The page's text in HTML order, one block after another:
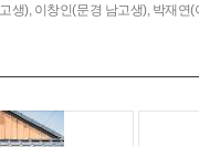
생), 이창인(문경 남고생), 박재연(